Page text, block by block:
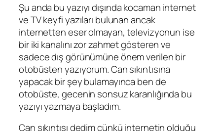
Şu anda bu yazıyı dışında kocaman internet
ve TV keyfi yazıları bulunan ancak
internetten eser olmayan, televizyonun ise
bir iki kanalını zor zahmet gösteren ve
sadece dış görünümüne önem verilen bir
otobüsten yazıyorum. Can sıkıntısına
yapacak bir şey bulamayınca ben de
otobüste, gecenin sonsuz karanlığında bu
yazıyı yazmaya başladım.
Can sıkıntısı dedim çünkü internetin olduğu